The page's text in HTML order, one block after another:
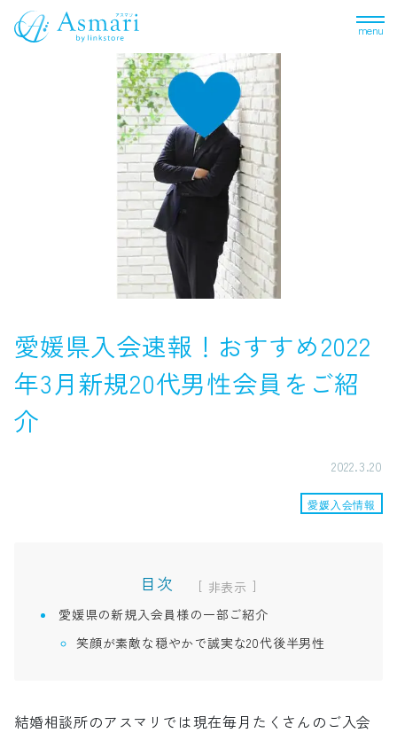
menu
愛媛県入会速報！おすすめ2022
年3月新規20代男性会員をご紹
介
2022.3.20
愛媛入会情報
目次 [
]
愛媛県の新規入会員様の一部ご紹介
笑顔が素敵な穏やかで誠実な20代後半男性
結婚相談所のアスマリでは現在毎月たくさんのご入会